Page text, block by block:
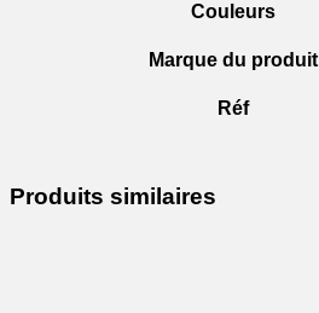
Couleurs
Marque du produit
Réf
Produits similaires